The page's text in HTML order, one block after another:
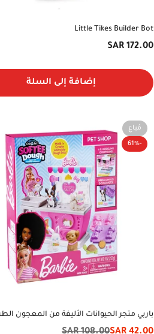
Little Tikes Builder Bot
السعر
172.00 SAR
إضافة إلى السلة
مُباع
-61%
باربي متجر الحيوانات الأليفة من المعجون